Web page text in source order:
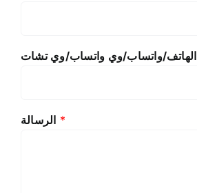
الهاتف/واتساب/وي واتساب/وي تشات
الرسالة *